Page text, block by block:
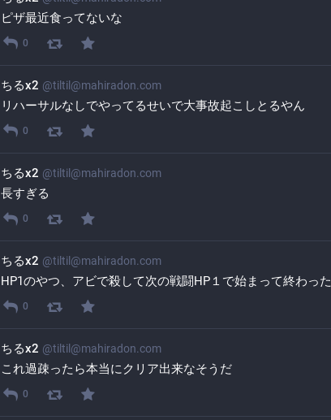
ピザ最近食ってないな
0
ちるx2 @tiltil@mahiradon.com
リハーサルなしでやってるせいで大事故起こしとるやん
0
ちるx2 @tiltil@mahiradon.com
長すぎる
0
ちるx2 @tiltil@mahiradon.com
HP1のやつ、アビで殺して次の戦闘HP１で始まって終わった
0
ちるx2 @tiltil@mahiradon.com
これ過疎ったら本当にクリア出来なそうだ
0